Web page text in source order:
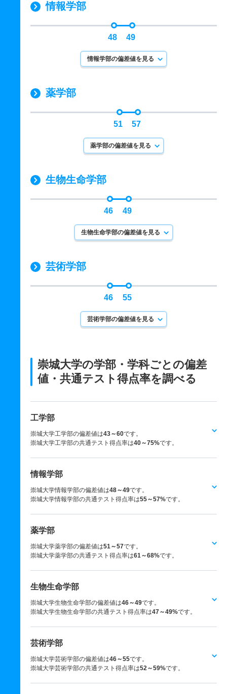
情報学部
48 49
情報学部の偏差値を見る
薬学部
51 57
薬学部の偏差値を見る
生物生命学部
46 49
生物生命学部の偏差値を見る
芸術学部
46 55
芸術学部の偏差値を見る
崇城大学の学部・学科ごとの偏差
値・共通テスト得点率を調べる
工学部
崇城大学工学部の偏差値は43～60です。
崇城大学工学部の共通テスト得点率は40～75%です。
情報学部
崇城大学情報学部の偏差値は48～49です。
崇城大学情報学部の共通テスト得点率は55～57%です。
薬学部
崇城大学薬学部の偏差値は51～57です。
崇城大学薬学部の共通テスト得点率は61～68%です。
生物生命学部
崇城大学生物生命学部の偏差値は46～49です。
崇城大学生物生命学部の共通テスト得点率は47～49%です。
芸術学部
崇城大学芸術学部の偏差値は46～55です。
崇城大学芸術学部の共通テスト得点率は52～59%です。